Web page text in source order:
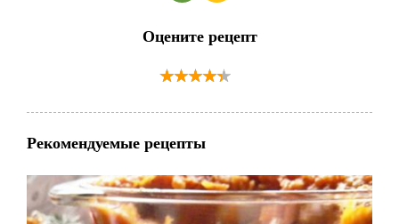
Оцените рецепт
Рекомендуемые рецепты